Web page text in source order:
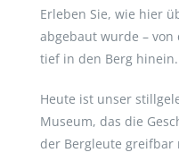
Erleben Sie, wie hier
abgebaut wurde – von
tief in den Berg hinein.
Heute ist unser
Museum, das die
der Bergleute greifbar